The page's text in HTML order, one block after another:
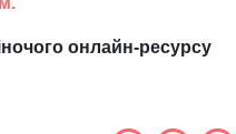
онлайн-ресурсу